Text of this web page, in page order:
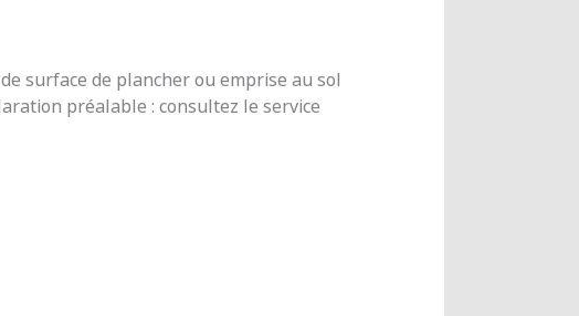
surface de plancher ou emprise au sol
préalable : consultez le service